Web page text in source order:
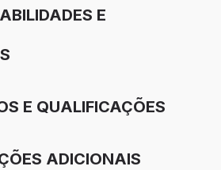
E
E QUALIFICAÇÕES
ADICIONAIS